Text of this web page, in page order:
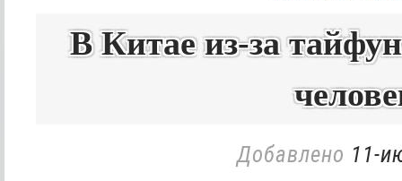
В Китае из-за
Добавлено 11-